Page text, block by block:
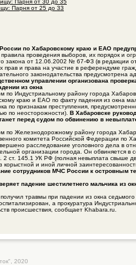
Парня от 30 до 35
Парня от 25 до 33
по Хабаровскому краю и ЕАО
проведения выборов, их порядок и
закона от 12.06.2002 № 67-ФЗ (в редакции
прав и права на участие в референдуме
законодательства предусмотрена
управлении организована
из окна
по Индустриальному району города
краю и ЕАО по факту падения из окна
по признакам преступления,
по неосторожности). В Хабаровске
перед судом по обвинению в
по Железнодорожному району города
комитета Российской Федерации по
расследование уголовного дела в
организации города. Он обвиняется в
2 ст. 145.1 УК РФ (полная невыплата свыше
и иной личной
сотрудников МЧС России к островным
падение шестилетнего мальчика из
травмы при падении из окна
а прокуратура
происшествия, сообщает Khabara.ru.
2020